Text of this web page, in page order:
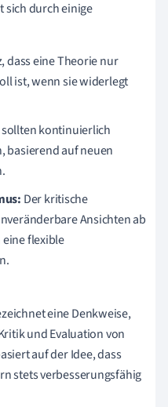
sich durch einige
dass eine Theorie nur
ist, wenn sie widerlegt
kontinuierlich
basierend auf neuen
Der kritische
Ansichten ab
flexible
eine Denkweise,
und Evaluation von
auf der Idee, dass
stets verbesserungsfähig